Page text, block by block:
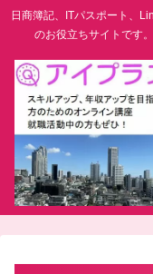
日商簿記、ITパスポート、
のお役立ちサイトです